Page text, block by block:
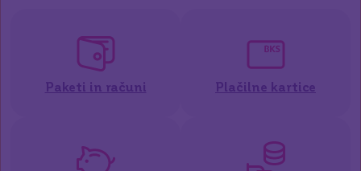
Paketi in računi Plačilne kartice